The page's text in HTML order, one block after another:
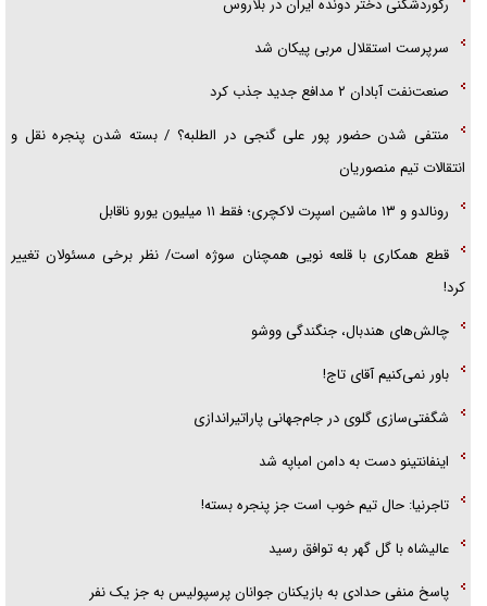
رکوردشکنی دختر دونده ایران در بلاروس
سرپرست استقلال مربی پیکان شد
صنعت‌نفت آبادان ۲ مدافع جدید جذب کرد
منتفی شدن حضور پور علی گنجی در الطلبه؟ / بسته شدن پنجره نقل و
انتقالات تیم منصوریان
رونالدو و ۱۳ ماشین اسپرت لاکچری؛ فقط ۱۱ میلیون یورو ناقابل
قطع همکاری با قلعه نویی همچنان سوژه است/ نظر برخی مسئولان تغییر
کرد!
چالش‌های هندبال، جنگندگی ووشو
باور نمی‌کنیم آقای تاج!
شگفتی‌سازی گلوی در جام‌جهانی پاراتیراندازی
اینفانتینو دست به دامن امباپه شد
تاجرنیا: حال تیم خوب است جز پنجره بسته!
عالیشاه با گل گهر به توافق رسید
پاسخ منفی حدادی به بازیکنان جوانان پرسپولیس به جز یک نفر